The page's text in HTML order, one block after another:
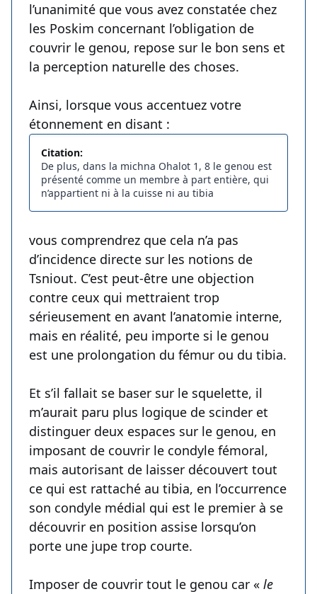
l’unanimité que vous avez constatée chez
les Poskim concernant l’obligation de
couvrir le genou, repose sur le bon sens et
la perception naturelle des choses.
Ainsi, lorsque vous accentuez votre
étonnement en disant :
Citation:
De plus, dans la michna Ohalot 1, 8 le genou est
présenté comme un membre à part entière, qui
n’appartient ni à la cuisse ni au tibia
vous comprendrez que cela n’a pas
d’incidence directe sur les notions de
Tsniout. C’est peut-être une objection
contre ceux qui mettraient trop
sérieusement en avant l’anatomie interne,
mais en réalité, peu importe si le genou
est une prolongation du fémur ou du tibia.
Et s’il fallait se baser sur le squelette, il
m’aurait paru plus logique de scinder et
distinguer deux espaces sur le genou, en
imposant de couvrir le condyle fémoral,
mais autorisant de laisser découvert tout
ce qui est rattaché au tibia, en l’occurrence
son condyle médial qui est le premier à se
découvrir en position assise lorsqu’on
porte une jupe trop courte.
Imposer de couvrir tout le genou car « le